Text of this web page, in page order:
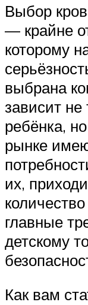
Выбор
— крайне
которому
выбрана
зависит
ребёнка,
рынке
их,
главные
детскому
Как вам